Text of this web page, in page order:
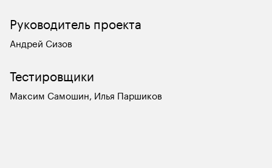
Руководитель проекта
Андрей Сизов
Тестировщики
Максим Самошин, Илья Паршиков